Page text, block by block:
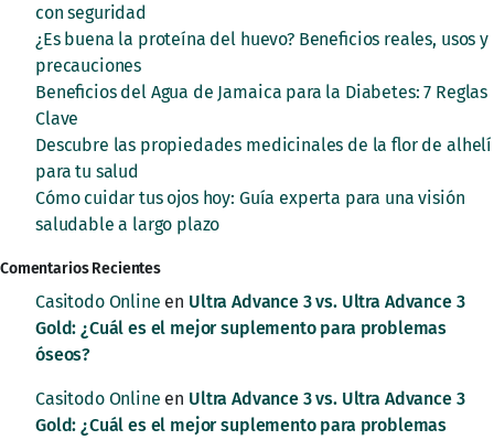
con seguridad
¿Es buena la proteína del huevo? Beneficios reales, usos y
precauciones
Beneficios del Agua de Jamaica para la Diabetes: 7 Reglas
Clave
Descubre las propiedades medicinales de la flor de alhelí
para tu salud
Cómo cuidar tus ojos hoy: Guía experta para una visión
saludable a largo plazo
Comentarios Recientes
Casitodo Online en Ultra Advance 3 vs. Ultra Advance 3
Gold: ¿Cuál es el mejor suplemento para problemas
óseos?
Casitodo Online en Ultra Advance 3 vs. Ultra Advance 3
Gold: ¿Cuál es el mejor suplemento para problemas